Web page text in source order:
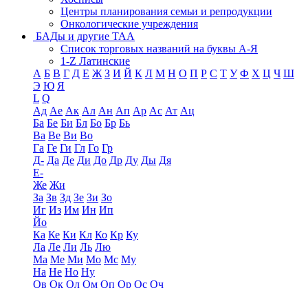
Центры планирования семьи и репродукции
Онкологические учреждения
БАДы и другие ТАА
Список торговых названий на буквы А-Я
1-Z Латинские
А Б В Г Д Е Ж З И Й К Л М Н О П Р С Т У Ф Х Ц Ч Ш
Э Ю Я
L Q
Ад Ае Ак Ал Ан Ап Ар Ас Ат Ац
Ба Бе Би Бл Бо Бр Бь
Ва Ве Ви Во
Га Ге Ги Гл Го Гр
Д- Да Де Ди До Др Ду Ды Дя
Е-
Же Жи
За Зв Зд Зе Зи Зо
Иг Из Им Ин Ип
Йо
Ка Ке Ки Кл Ко Кр Ку
Ла Ле Ли Ль Лю
Ма Ме Ми Мо Мс Му
На Не Но Ну
Ов Ок Ол Ом Оп Ор Ос Оч